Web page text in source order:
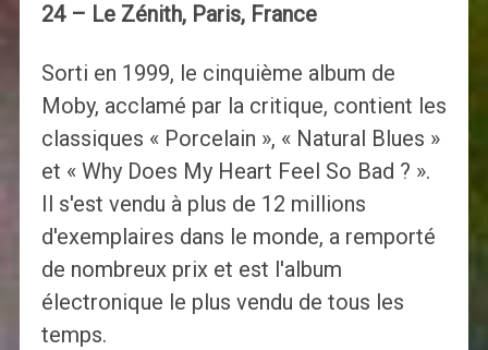
24 – Le Zénith, Paris, France
Sorti en 1999, le cinquième album de
Moby, acclamé par la critique, contient les
classiques « Porcelain », « Natural Blues »
et « Why Does My Heart Feel So Bad ? ».
Il s'est vendu à plus de 12 millions
d'exemplaires dans le monde, a remporté
de nombreux prix et est l'album
électronique le plus vendu de tous les
temps.